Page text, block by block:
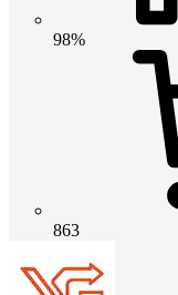
98%
863